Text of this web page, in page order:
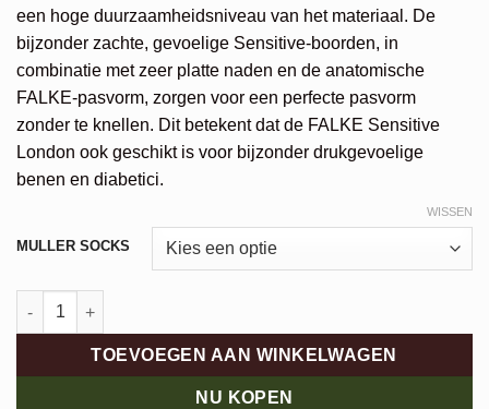
een hoge duurzaamheidsniveau van het materiaal. De
bijzonder zachte, gevoelige Sensitive-boorden, in
combinatie met zeer platte naden en de anatomische
FALKE-pasvorm, zorgen voor een perfecte pasvorm
zonder te knellen. Dit betekent dat de FALKE Sensitive
London ook geschikt is voor bijzonder drukgevoelige
benen en diabetici.
MULLER SOCKS
WISSEN
Falke Sensitive London aantal
TOEVOEGEN AAN WINKELWAGEN
NU KOPEN